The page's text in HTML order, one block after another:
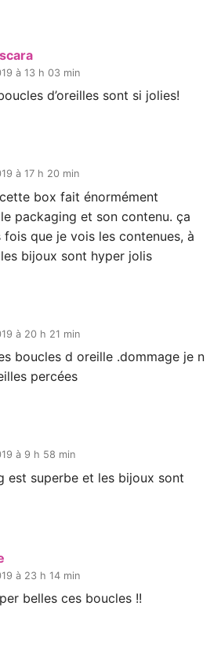
à 13 h 03 min
d’oreilles sont si jolies!
à 17 h 20 min
box fait énormément
packaging et son contenu. ça
que je vois les contenues, à
bijoux sont hyper jolis
à 20 h 21 min
boucles d oreille .dommage je n
percées
à 9 h 58 min
est superbe et les bijoux sont
à 23 h 14 min
belles ces boucles !!